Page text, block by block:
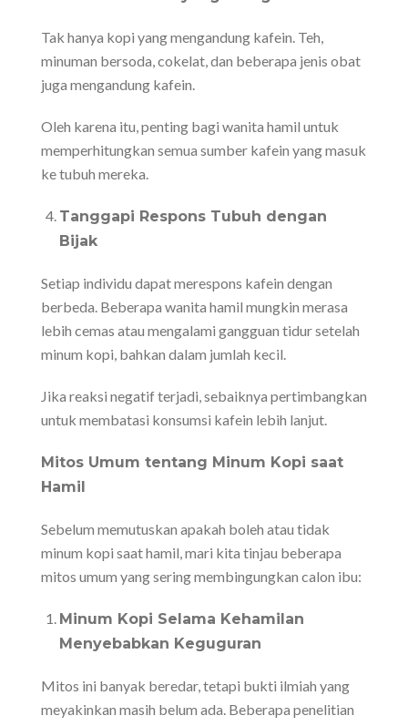
Tak hanya kopi yang mengandung kafein. Teh,
minuman bersoda, cokelat, dan beberapa jenis obat
juga mengandung kafein.
Oleh karena itu, penting bagi wanita hamil untuk
memperhitungkan semua sumber kafein yang masuk
ke tubuh mereka.
Tanggapi Respons Tubuh dengan
Bijak
Setiap individu dapat merespons kafein dengan
berbeda. Beberapa wanita hamil mungkin merasa
lebih cemas atau mengalami gangguan tidur setelah
minum kopi, bahkan dalam jumlah kecil.
Jika reaksi negatif terjadi, sebaiknya pertimbangkan
untuk membatasi konsumsi kafein lebih lanjut.
Mitos Umum tentang Minum Kopi saat
Hamil
Sebelum memutuskan apakah boleh atau tidak
minum kopi saat hamil, mari kita tinjau beberapa
mitos umum yang sering membingungkan calon ibu:
Minum Kopi Selama Kehamilan
Menyebabkan Keguguran
Mitos ini banyak beredar, tetapi bukti ilmiah yang
meyakinkan masih belum ada. Beberapa penelitian